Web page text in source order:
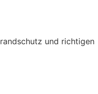
und richtigen